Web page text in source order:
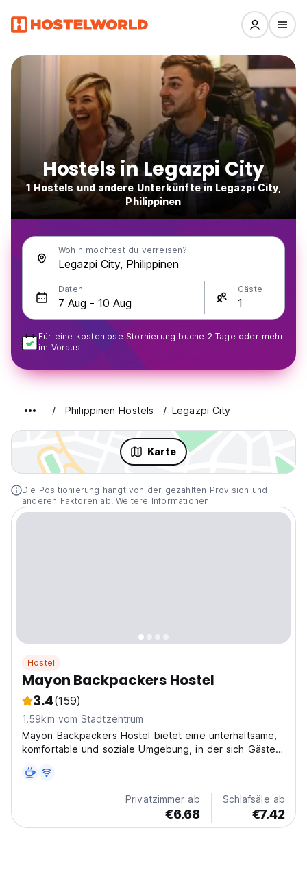
Hostels in Legazpi City
1 Hostels und andere Unterkünfte in Legazpi City,
Philippinen
Wohin möchtest du verreisen?
Daten Gäste
Für eine kostenlose Stornierung buche 2 Tage oder mehr
im Voraus
Philippinen Hostels Legazpi City
Karte
Die Positionierung hängt von der gezahlten Provision und
anderen Faktoren ab.Weitere Informationen
Hostel
Mayon Backpackers Hostel
3.4(159)
1.59km vom Stadtzentrum
Mayon Backpackers Hostel bietet eine unterhaltsame,
komfortable und soziale Umgebung, in der sich Gäste
Privatzimmer ab
€6.68
Schlafsäle ab
€7.42